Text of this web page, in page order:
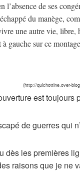
l’absence de ses
du manège,
une autre vie, libre,
à gauche sur ce
(http://quichottine.over-
est
de guerres qui
dès les premières
raisons que je ne